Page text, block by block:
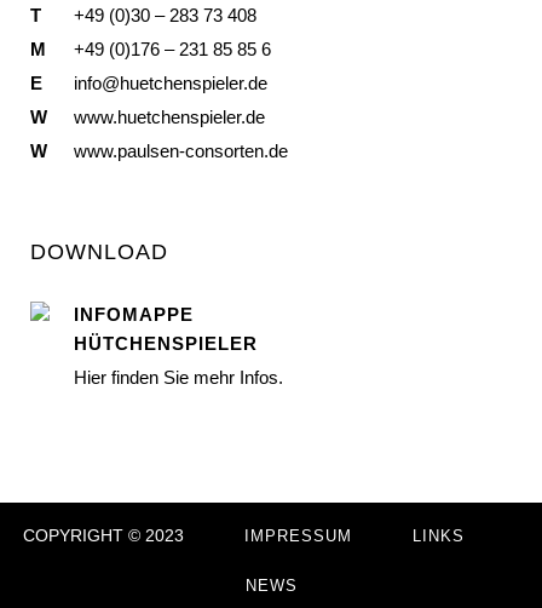
T
+49 (0)30 – 283 73 408
M
+49 (0)176 – 231 85 85 6
E
info@huetchenspieler.de
W
www.huetchenspieler.de
W
www.paulsen-consorten.de
DOWNLOAD
INFOMAPPE
HÜTCHENSPIELER
Hier finden Sie mehr Infos.
COPYRIGHT © 2023 IMPRESSUM LINKS
NEWS